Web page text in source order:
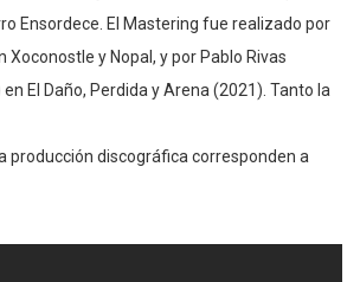
Ensordece. El Mastering fue realizado por
Xoconostle y Nopal, y por Pablo Rivas
El Daño, Perdida y Arena (2021). Tanto la
producción discográfica corresponden a